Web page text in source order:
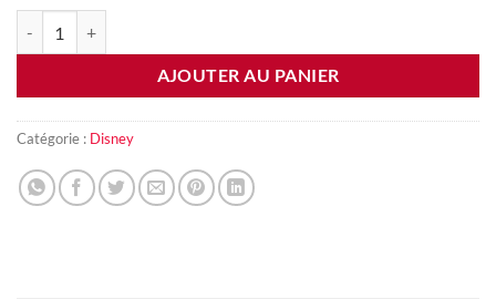
AJOUTER AU PANIER
Catégorie : Disney